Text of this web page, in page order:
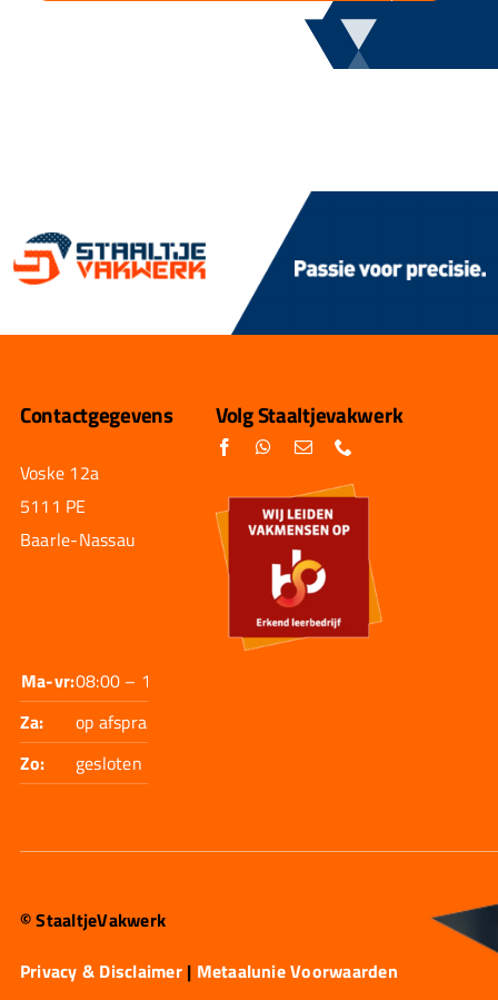
Contactgegevens
Voske 12a
5111 PE
Baarle-Nassau
Ma-vr:08:00 – 17:30
Za:
op afspraak
Zo:
gesloten
Volg Staaltjevakwerk
© StaaltjeVakwerk
Privacy & Disclaimer| Metaalunie Voorwaarden